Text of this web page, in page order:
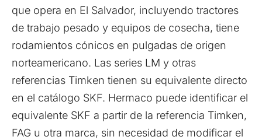
que opera en El Salvador, incluyendo tractores
de trabajo pesado y equipos de cosecha, tiene
rodamientos cónicos en pulgadas de origen
norteamericano. Las series LM y otras
referencias Timken tienen su equivalente directo
en el catálogo SKF. Hermaco puede identificar el
equivalente SKF a partir de la referencia Timken,
FAG u otra marca, sin necesidad de modificar el